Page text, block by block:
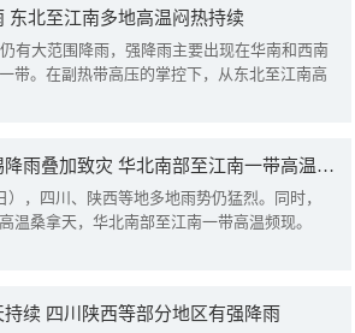
东北至江南多地高温闷热持续
有大范围降雨，强降雨主要出现在华南和西南
带。在副热带高压的掌控下，从东北至江南高
四川陕西等地需警惕降雨叠加致灾 华北南部至江南一带高温频现
，四川、陕西等地多地雨势仍猛烈。同时，
温桑拿天，华北南部至江南一带高温频现。
续 四川陕西等部分地区有强降雨